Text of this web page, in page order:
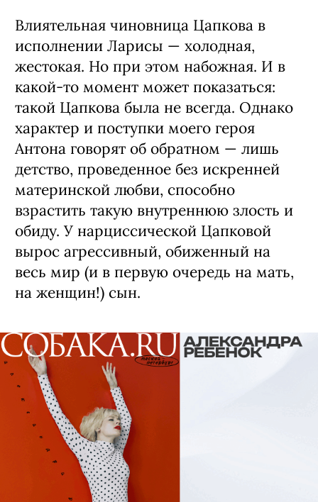
Влиятельная чиновница Цапкова в
исполнении Ларисы — холодная,
жестокая. Но при этом набожная. И в
какой-то момент может показаться:
такой Цапкова была не всегда. Однако
характер и поступки моего героя
Антона говорят об обратном — лишь
детство, проведенное без искренней
материнской любви, способно
взрастить такую внутреннюю злость и
обиду. У нарциссической Цапковой
вырос агрессивный, обиженный на
весь мир (и в первую очередь на мать,
на женщин!) сын.